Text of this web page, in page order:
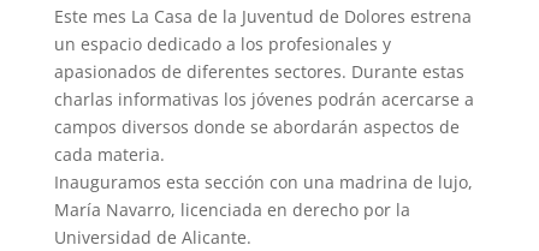
Este mes La Casa de la Juventud de Dolores estrena
un espacio dedicado a los profesionales y
apasionados de diferentes sectores. Durante estas
charlas informativas los jóvenes podrán acercarse a
campos diversos donde se abordarán aspectos de
cada materia.
Inauguramos esta sección con una madrina de lujo,
María Navarro, licenciada en derecho por la
Universidad de Alicante.